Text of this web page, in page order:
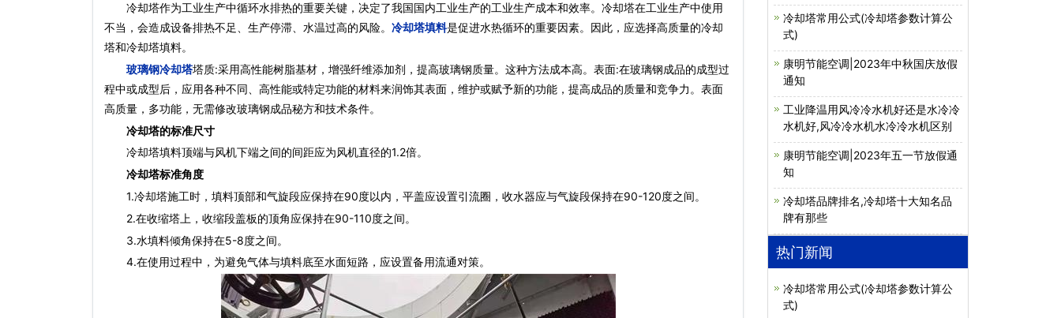
冷却塔作为工业生产中循环水排热的重要关键，决定了我国国内工业生产的工业生产成本和效率。冷却塔在工业生产中使用
不当，会造成设备排热不足、生产停滞、水温过高的风险。 冷却塔填料是促进水热循环的重要因素。因此，应选择高质量的冷却
塔和冷却塔填料。
玻璃钢冷却塔塔质:采用高性能树脂基材，增强纤维添加剂，提高玻璃钢质量。这种方法成本高。表面:在玻璃钢成品的成型过
程中或成型后，应用各种不同、高性能或特定功能的材料来润饰其表面，维护或赋予新的功能，提高成品的质量和竞争力。表面
高质量，多功能，无需修改玻璃钢成品秘方和技术条件。
冷却塔的标准尺寸
冷却塔填料顶端与风机下端之间的间距应为风机直径的1.2倍。
冷却塔标准角度
1.冷却塔施工时，填料顶部和气旋段应保持在90度以内，平盖应设置引流圈，收水器应与气旋段保持在90-120度之间。
2.在收缩塔上，收缩段盖板的顶角应保持在90-110度之间。
3.水填料倾角保持在5-8度之间。
4.在使用过程中，为避免气体与填料底至水面短路，应设置备用流通对策。
冷却塔常用公式(冷却塔参数计算公
式)
康明节能空调|2023年中秋国庆放假
通知
工业降温用风冷冷水机好还是水冷冷
水机好,风冷冷水机水冷冷水机区别
康明节能空调|2023年五一节放假通
知
冷却塔品牌排名,冷却塔十大知名品
牌有那些
热门新闻
冷却塔常用公式(冷却塔参数计算公
式)